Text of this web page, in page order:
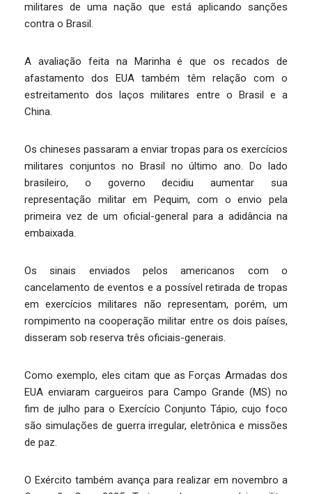
militares de uma nação que está aplicando sanções
contra o Brasil.
A avaliação feita na Marinha é que os recados de
afastamento dos EUA também têm relação com o
estreitamento dos laços militares entre o Brasil e a
China.
Os chineses passaram a enviar tropas para os exercícios
militares conjuntos no Brasil no último ano. Do lado
brasileiro, o governo decidiu aumentar sua
representação militar em Pequim, com o envio pela
primeira vez de um oficial-general para a adidância na
embaixada.
Os sinais enviados pelos americanos com o
cancelamento de eventos e a possível retirada de tropas
em exercícios militares não representam, porém, um
rompimento na cooperação militar entre os dois países,
disseram sob reserva três oficiais-generais.
Como exemplo, eles citam que as Forças Armadas dos
EUA enviaram cargueiros para Campo Grande (MS) no
fim de julho para o Exercício Conjunto Tápio, cujo foco
são simulações de guerra irregular, eletrônica e missões
de paz.
O Exército também avança para realizar em novembro a